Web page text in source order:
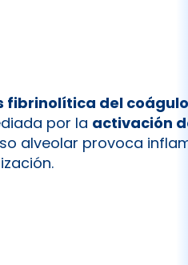
fibrinolítica del coágulo
por la activación
alveolar provoca